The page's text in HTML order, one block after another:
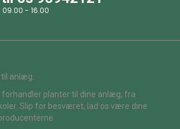
09.00 - 16.00
anlæg.
forhandler planter til dine anlæg, fra
Slip for besværet, lad os være dine